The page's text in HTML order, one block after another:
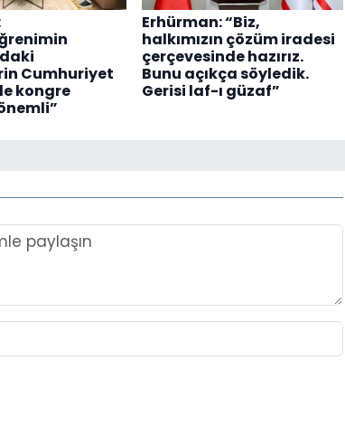
Cumhuriyet
kongre
Erhürman: “Biz,
halkımızın çözüm iradesi
çerçevesinde hazırız.
Bunu açıkça söyledik.
Gerisi laf-ı güzaf”